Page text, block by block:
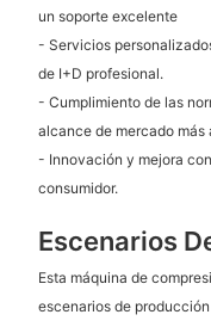
un soporte excelente
- Servicios
de I+D profesional.
- Cumplimiento de las
alcance de mercado más
- Innovación y mejora
consumidor.
Escenarios
Esta máquina de
escenarios de